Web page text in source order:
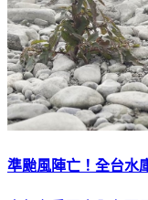
準颱風陣亡！全台水